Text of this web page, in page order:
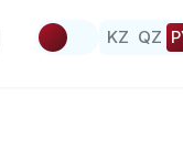
KZ QZ